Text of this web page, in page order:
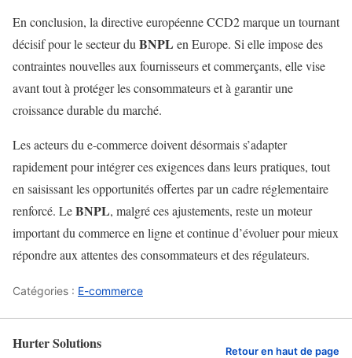
En conclusion, la directive européenne CCD2 marque un tournant
décisif pour le secteur du BNPL en Europe. Si elle impose des
contraintes nouvelles aux fournisseurs et commerçants, elle vise
avant tout à protéger les consommateurs et à garantir une
croissance durable du marché.
Les acteurs du e-commerce doivent désormais s’adapter
rapidement pour intégrer ces exigences dans leurs pratiques, tout
en saisissant les opportunités offertes par un cadre réglementaire
renforcé. LeBNPL, malgré ces ajustements, reste un moteur
important du commerce en ligne et continue d’évoluer pour mieux
répondre aux attentes des consommateurs et des régulateurs.
Catégories : E-commerce
Hurter Solutions Retour en haut de page